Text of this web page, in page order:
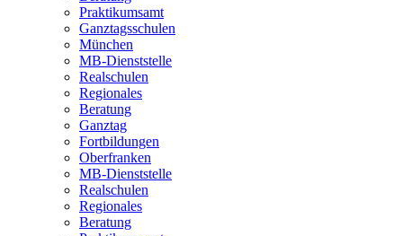
Praktikumsamt
Ganztagsschulen
München
MB-Dienststelle
Realschulen
Regionales
Beratung
Ganztag
Fortbildungen
Oberfranken
MB-Dienststelle
Realschulen
Regionales
Beratung